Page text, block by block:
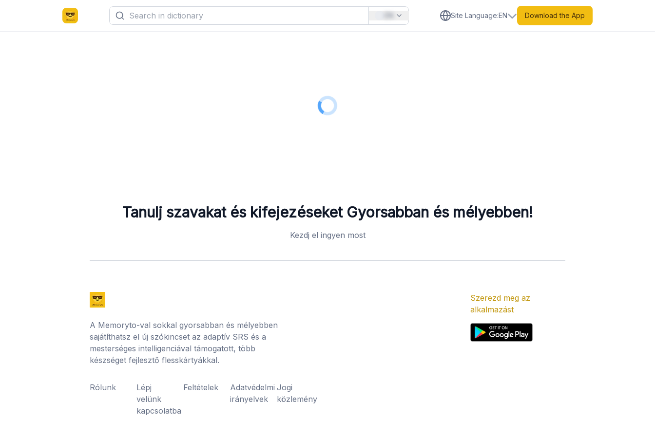
Site Language:EN Download the App
Tanulj szavakat és kifejezéseket Gyorsabban és mélyebben!
Kezdj el ingyen most
A Memoryto-val sokkal gyorsabban és mélyebben
sajátíthatsz el új szókincset az adaptív SRS és a
mesterséges intelligenciával támogatott, több
készséget fejlesztő flesskártyákkal.
Rólunk
Lépj
velünk
kapcsolatba
Feltételek
Adatvédelmi
irányelvek
Jogi
közlemény
Szerezd meg az
alkalmazást